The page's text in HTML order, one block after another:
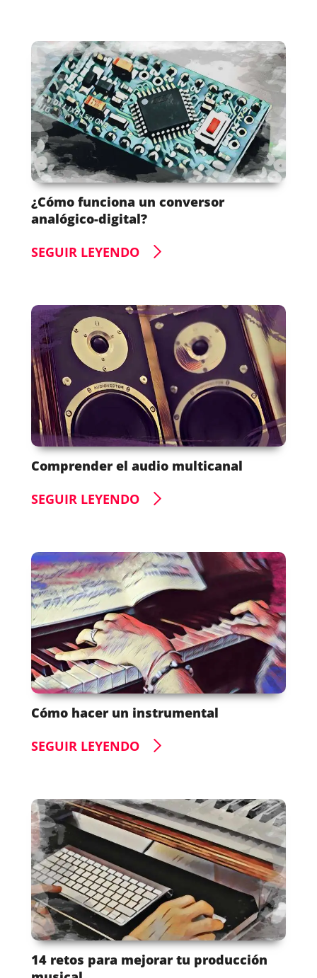
¿Cómo funciona un conversor
analógico-digital?
SEGUIR LEYENDO
Comprender el audio multicanal
SEGUIR LEYENDO
Cómo hacer un instrumental
SEGUIR LEYENDO
14 retos para mejorar tu producción